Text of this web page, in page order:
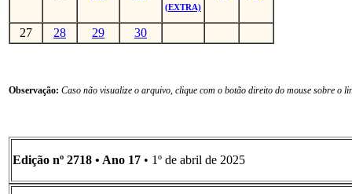
(EXTRA)
27 28 29 30
Observação: Caso não visualize o arquivo, clique com o botão direito do mouse sobre o
Edição nº 2718 • Ano 17 • 1º de abril de 2025